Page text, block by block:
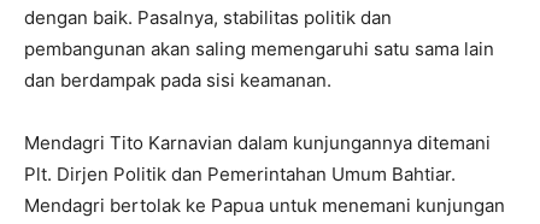
dengan baik. Pasalnya, stabilitas politik dan
pembangunan akan saling memengaruhi satu sama lain
dan berdampak pada sisi keamanan.
Mendagri Tito Karnavian dalam kunjungannya ditemani
Plt. Dirjen Politik dan Pemerintahan Umum Bahtiar.
Mendagri bertolak ke Papua untuk menemani kunjungan